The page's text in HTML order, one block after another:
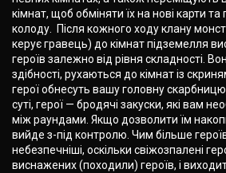
кімнат, щоб обміняти їх на нові карти
колоду. Після кожного ходу клану
керує гравець) до кімнат підземелля
героїв залежно від рівня складності.
здібності, рухаються до кімнат із
герої обнесуть вашу головну
суті, герої — бродячі закуски, які вам
між раундами. Якщо дозволити їм
вийде з-під контролю. Чим більше
небезпечніші, оскільки свіжозпалені
виснажених (походили) героїв, і